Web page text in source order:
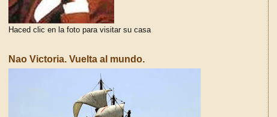
Haced clic en la foto para visitar su casa
Nao Victoria. Vuelta al mundo.